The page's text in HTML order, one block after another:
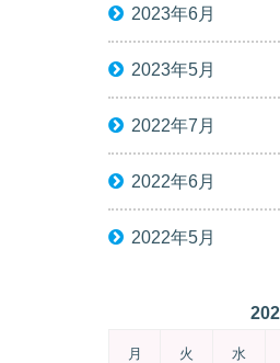
2023年6月
2023年5月
2022年7月
2022年6月
2022年5月
月 火 水